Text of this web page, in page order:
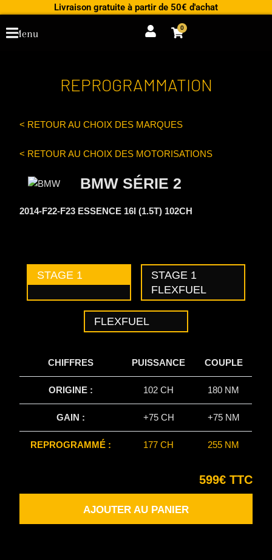
contenu
Livraison gratuite à partir de 50€ d'achat
0
Cart
Menu
REPROGRAMMATION
< RETOUR AU CHOIX DES MARQUES
< RETOUR AU CHOIX DES MOTORISATIONS
BMW SÉRIE 2
2014-F22-F23 ESSENCE 16I (1.5T) 102CH
STAGE 1
STAGE 1
FLEXFUEL
FLEXFUEL
CHIFFRES PUISSANCE COUPLE
ORIGINE : 102 CH 180 NM
GAIN : +75 CH +75 NM
REPROGRAMMÉ : 177 CH 255 NM
599€ TTC
AJOUTER AU PANIER